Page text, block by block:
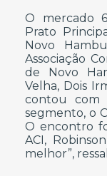
O mercado
Prato
Novo
Associação
de Novo
Velha, Dois
contou com
segmento, o
O encontro
ACI,
melhor”,